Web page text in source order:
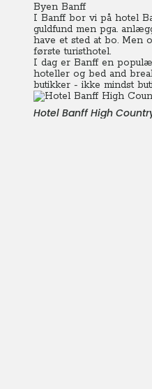
Byen Banff
I Banff bor vi på hotel
guldfund men pga.
have et sted at bo. Men
første turisthotel.
I dag er Banff en
hoteller og bed and
butikker - ikke mindst
Hotel Banff High